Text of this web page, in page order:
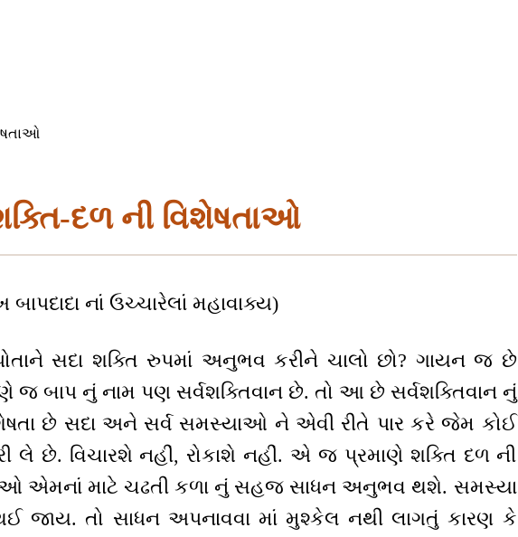
દળ ની વિશેષતાઓ
નાં ઉચ્ચારેલાં મહાવાક્ય)
સદા શક્તિ રુપમાં અનુભવ કરીને ચાલો છો? ગાયન જ છે
જ બાપ નું નામ પણ સર્વશક્તિવાન છે. તો આ છે સર્વશક્તિવાન નું
છે સદા અને સર્વ સમસ્યાઓ ને એવી રીતે પાર કરે જેમ કોઈ
લે છે. વિચારશે નહીં, રોકાશે નહીં. એ જ પ્રમાણે શક્તિ દળ ની
એમનાં માટે ચઢતી કળા નું સહજ સાધન અનુભવ થશે. સમસ્યા
થઈ જાય. તો સાધન અપનાવવા માં મુશ્કેલ નથી લાગતું કારણ કે